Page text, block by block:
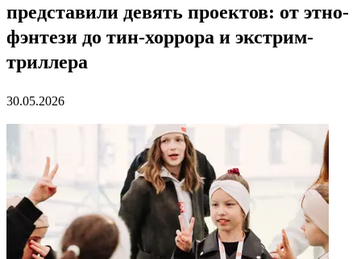
представили девять проектов: от этно-
фэнтези до тин-хоррора и экстрим-
триллера
30.05.2026